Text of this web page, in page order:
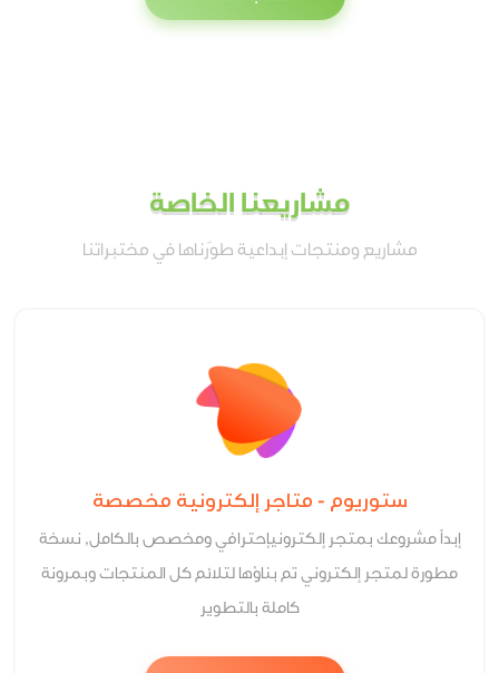
مشاريعنا الخاصة
مشاريع ومنتجات إبداعية طوّرناها في مختبراتنا
ستوريوم - متاجر إلكترونية مخصصة
إبدأ مشروعك بمتجر إلكترونيإحترافي ومخصص بالكامل, نسخة
مطورة لمتجر إلكتروني تم بناؤها لتلائم كل المنتجات وبمرونة
كاملة بالتطوير